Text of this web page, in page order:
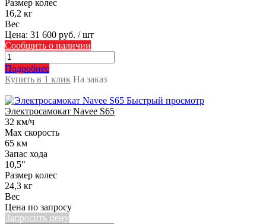
Размер колес
16,2 кг
Вес
Цена: 31 600 руб. / шт
Сообщить о наличии
Подробнее
Купить в 1 клик На заказ
Быстрый просмотр
Электросамокат Navee S65
32 км/ч
Max скорость
65 км
Запас хода
10,5"
Размер колес
24,3 кг
Вес
Цена по запросу
Запросить цену